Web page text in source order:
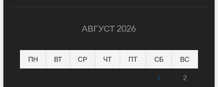
АВГУСТ 2026
ПН ВТ СР ЧТ ПТ СБ ВС
1 2